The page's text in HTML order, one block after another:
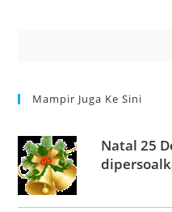
Mampir Juga Ke Sini
Natal 25